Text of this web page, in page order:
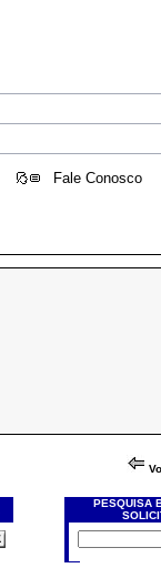
Fale Conosco
PESQUISA